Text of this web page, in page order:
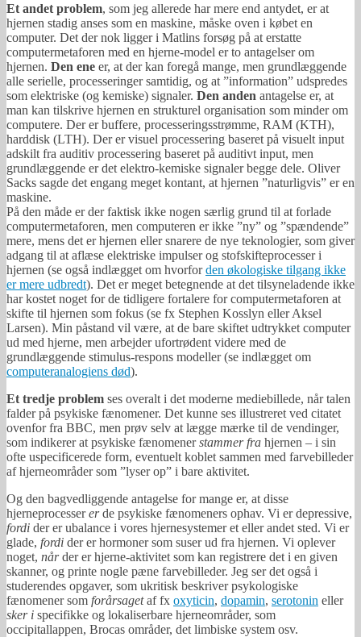
Et andet problem, som jeg allerede har mere end antydet, er at
hjernen stadig anses som en maskine, måske oven i købet en
computer. Det der nok ligger i Matlins forsøg på at erstatte
computermetaforen med en hjerne-model er to antagelser om
hjernen. Den ene er, at der kan foregå mange, men grundlæggende
alle serielle, processeringer samtidig, og at ”information” udspredes
som elektriske (og kemiske) signaler. Den anden antagelse er, at
man kan tilskrive hjernen en strukturel organisation som minder om
computere. Der er buffere, processeringsstrømme, RAM (KTH),
harddisk (LTH). Der er visuel processering baseret på visuelt input
adskilt fra auditiv processering baseret på auditivt input, men
grundlæggende er det elektro-kemiske signaler begge dele. Oliver
Sacks sagde det engang meget kontant, at hjernen ”naturligvis” er en
maskine.
På den måde er der faktisk ikke nogen særlig grund til at forlade
computermetaforen, men computeren er ikke ”ny” og ”spændende”
mere, mens det er hjernen eller snarere de nye teknologier, som giver
adgang til at aflæse elektriske impulser og stofskifteprocesser i
hjernen (se også indlægget om hvorforden økologiske tilgang ikke
er mere udbredt). Det er meget betegnende at det tilsyneladende ikke
har kostet noget for de tidligere fortalere for computermetaforen at
skifte til hjernen som fokus (se fx Stephen Kosslyn eller Aksel
Larsen). Min påstand vil være, at de bare skiftet udtrykket computer
ud med hjerne, men arbejder ufortrødent videre med de
grundlæggende stimulus-respons modeller (se indlægget om
computeranalogiens død).
Et tredje problem ses overalt i det moderne mediebillede, når talen
falder på psykiske fænomener. Det kunne ses illustreret ved citatet
ovenfor fra BBC, men prøv selv at lægge mærke til de vendinger,
som indikerer at psykiske fænomenerstammer fra hjernen – i sin
ofte uspecificerede form, eventuelt koblet sammen med farvebilleder
af hjerneområder som ”lyser op” i bare aktivitet.
Og den bagvedliggende antagelse for mange er, at disse
hjerneprocessererde psykiske fænomeners ophav. Vi er depressive,
fordi der er ubalance i vores hjernesystemer et eller andet sted. Vi er
glade, fordi der er hormoner som suser ud fra hjernen. Vi oplever
noget, nårder er hjerne-aktivitet som kan registrere det i en given
skanner, og printe nogle pæne farvebilleder. Jeg ser det også i
studerendes opgaver, som ukritisk beskriver psykologiske
fænomener som forårsagetaf fx oxyticin, dopamin, serotonin eller
sker i specifikke og lokaliserbare hjerneområder, som
occipitallappen, Brocas områder, det limbiske system osv.